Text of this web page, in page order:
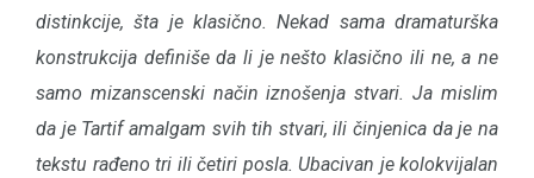
distinkcije, šta je klasično. Nekad sama dramaturška
konstrukcija definiše da li je nešto klasično ili ne, a ne
samo mizanscenski način iznošenja stvari. Ja mislim
da je Tartif amalgam svih tih stvari, ili činjenica da je na
tekstu rađeno tri ili četiri posla. Ubacivan je kolokvijalan